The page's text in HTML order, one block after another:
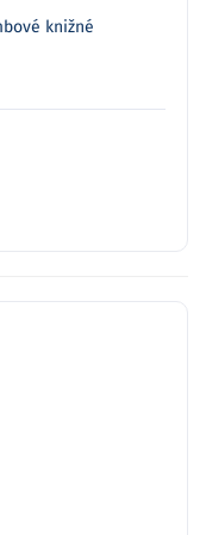
knižné